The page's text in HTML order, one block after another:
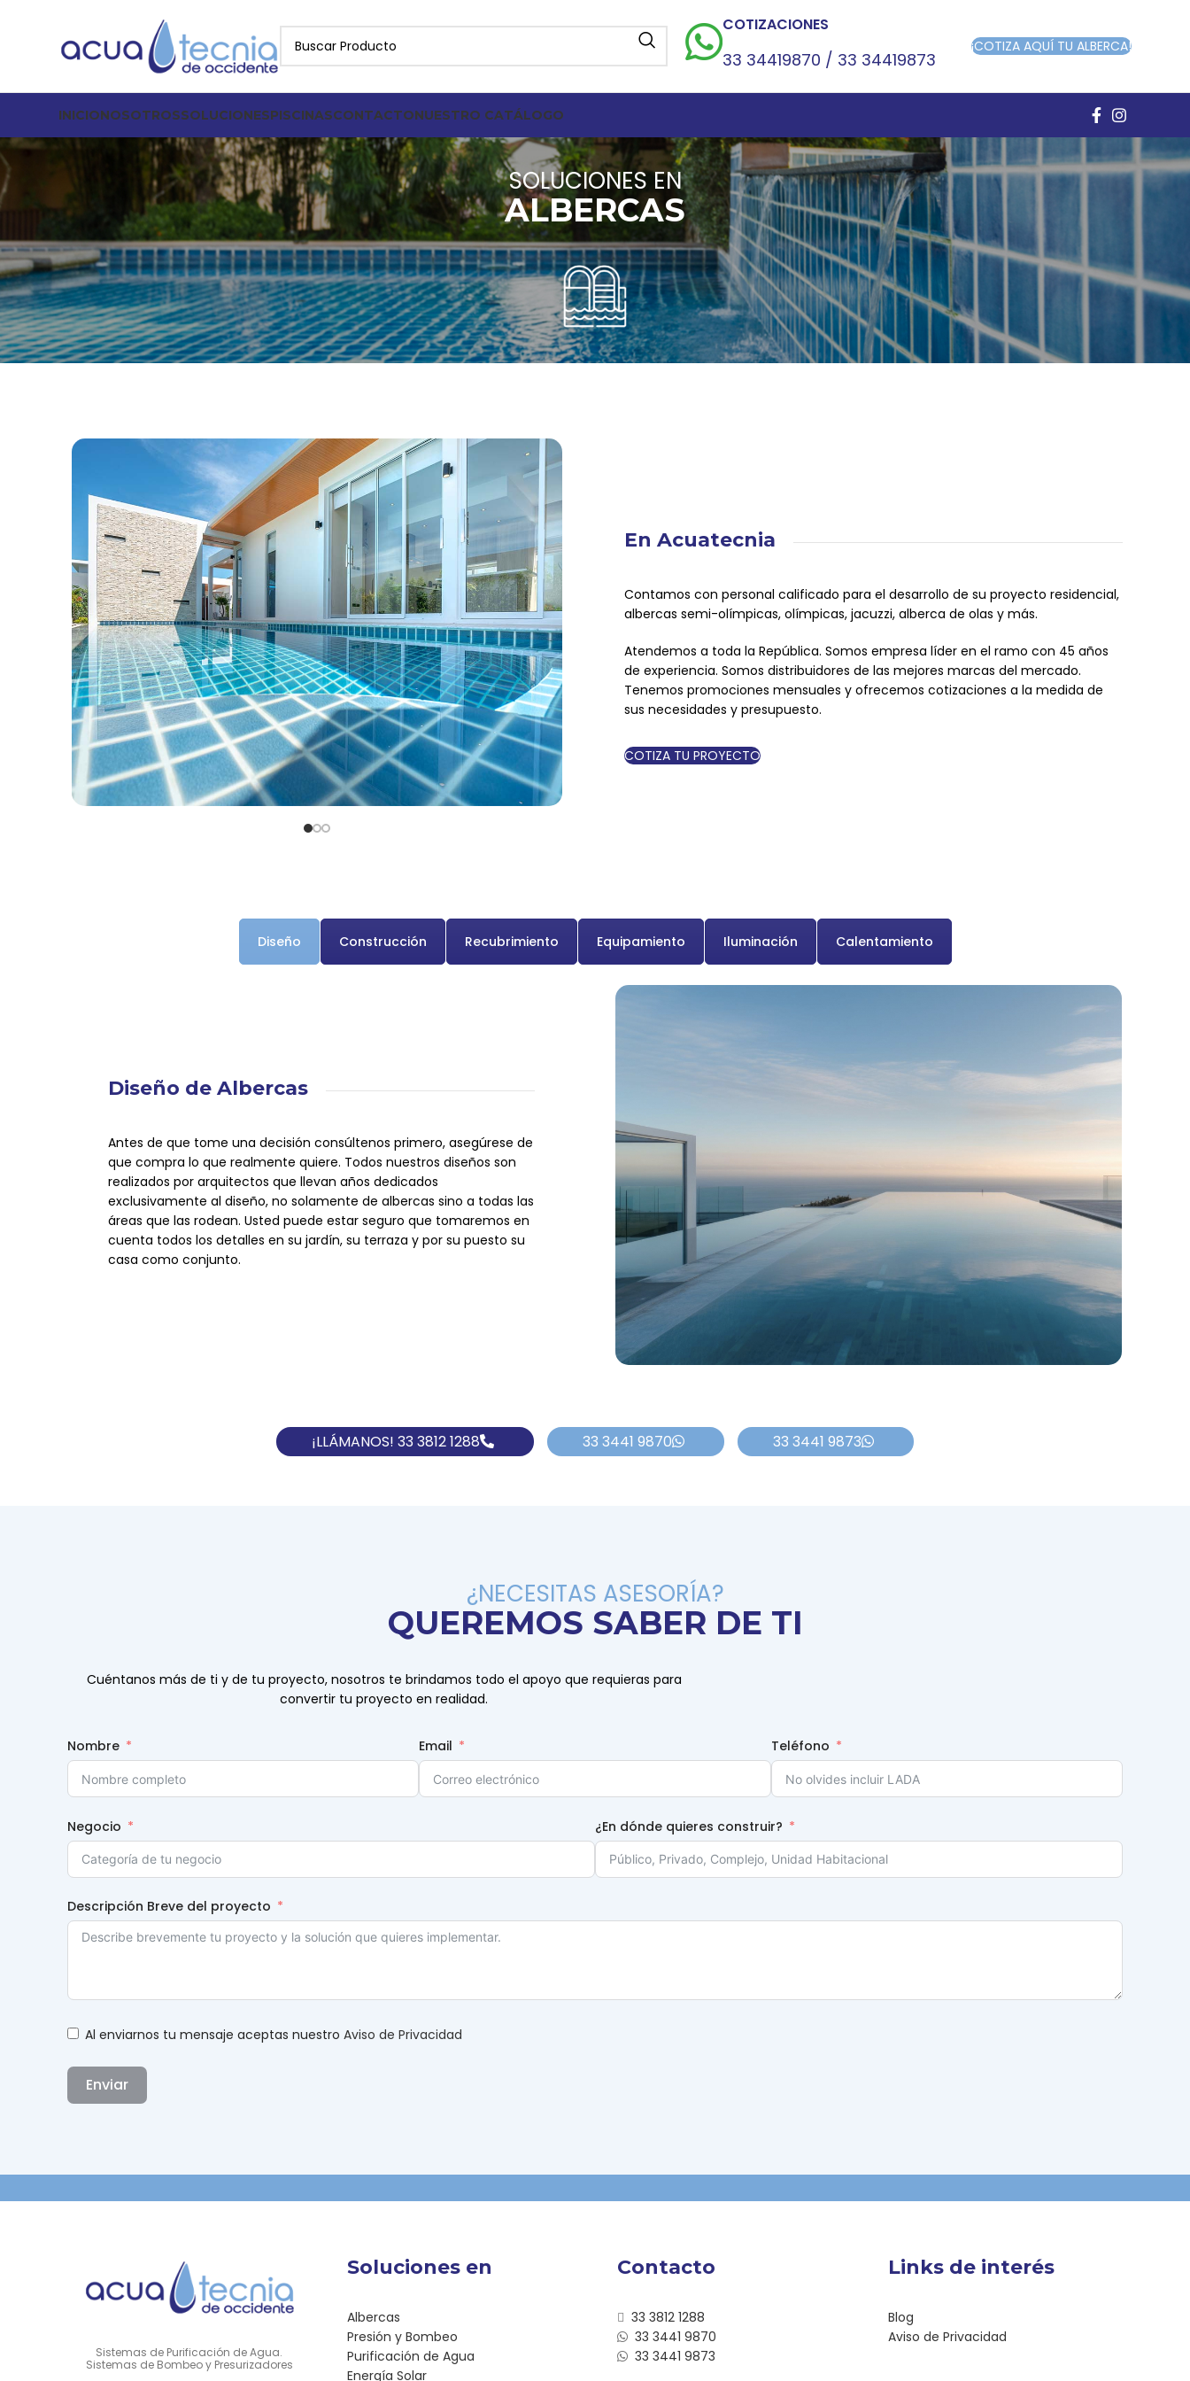
COTIZACIONES
33 34419870 / 33 34419873
¡COTIZA AQUÍ TU ALBERCA!
INICIONOSOTROSSOLUCIONESPISCINASCONTACTONUESTRO CATÁLOGO
SOLUCIONES EN
ALBERCAS
En Acuatecnia
Contamos con personal calificado para el desarrollo de su proyecto residencial,
albercas semi-olímpicas, olímpicas, jacuzzi, alberca de olas y más.
Atendemos a toda la República. Somos empresa líder en el ramo con 45 años
de experiencia. Somos distribuidores de las mejores marcas del mercado.
Tenemos promociones mensuales y ofrecemos cotizaciones a la medida de
sus necesidades y presupuesto.
COTIZA TU PROYECTO
Diseño Construcción Recubrimiento Equipamiento Iluminación Calentamiento
Diseño de Albercas
Antes de que tome una decisión consúltenos primero, asegúrese de
que compra lo que realmente quiere. Todos nuestros diseños son
realizados por arquitectos que llevan años dedicados
exclusivamente al diseño, no solamente de albercas sino a todas las
áreas que las rodean. Usted puede estar seguro que tomaremos en
cuenta todos los detalles en su jardín, su terraza y por su puesto su
casa como conjunto.
¡LLÁMANOS! 33 3812 1288 33 3441 9870 33 3441 9873
¿NECESITAS ASESORÍA?
QUEREMOS SABER DE TI
Cuéntanos más de ti y de tu proyecto, nosotros te brindamos todo el apoyo que requieras para
convertir tu proyecto en realidad.
Nombre Email Teléfono
Negocio ¿En dónde quieres construir?
Descripción Breve del proyecto
Al enviarnos tu mensaje aceptas nuestro Aviso de Privacidad
Enviar
Sistemas de Purificación de Agua.
Sistemas de Bombeo y Presurizadores
Soluciones en
Albercas
Presión y Bombeo
Purificación de Agua
Energía Solar
Contacto
33 3812 1288
33 3441 9870
33 3441 9873
Links de interés
Blog
Aviso de Privacidad